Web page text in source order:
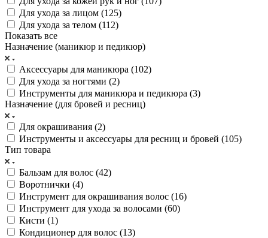
Для ухода за лицом (125)
Для ухода за телом (112)
Показать все
Назначение (маникюр и педикюр)
Аксессуары для маникюра (102)
Для ухода за ногтями (2)
Инструменты для маникюра и педикюра (3)
Назначение (для бровей и ресниц)
Для окрашивания (2)
Инструменты и аксессуары для ресниц и бровей (105)
Тип товара
Бальзам для волос (42)
Воротнички (4)
Инструмент для окрашивания волос (16)
Инструмент для ухода за волосами (60)
Кисти (1)
Кондиционер для волос (13)